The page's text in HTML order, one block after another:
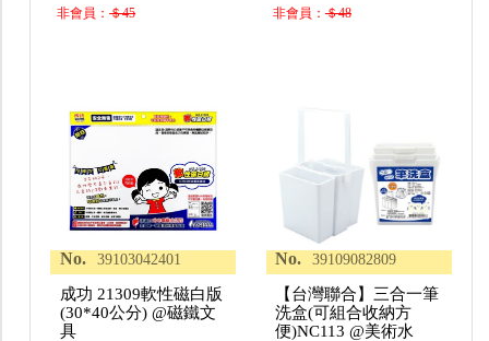
非會員：＄45 非會員：＄48
No. 39103042401
成功 21309軟性磁白版
(30*40公分) @磁鐵文
具
No. 39109082809
【台灣聯合】三合一筆
洗盒(可組合收納方
便)NC113 @美術水